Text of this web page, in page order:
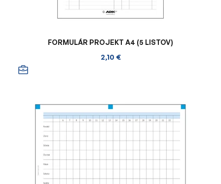
FORMULÁR PROJEKT A4 (5 LISTOV)
2,10 €